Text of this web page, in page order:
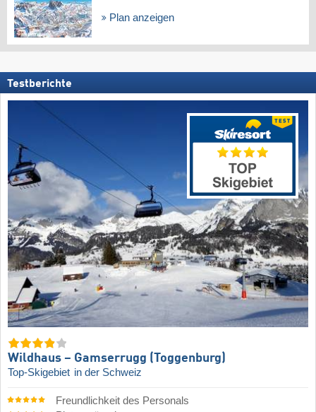
Plan anzeigen
Testberichte
Wildhaus – Gamserrugg (Toggenburg)
Top-Skigebiet in der Schweiz
Freundlichkeit des Personals